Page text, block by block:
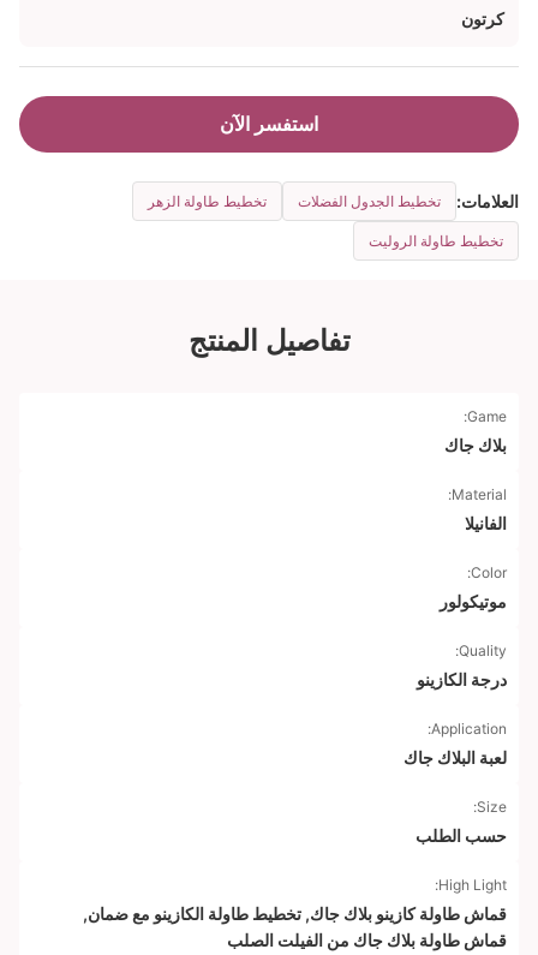
كرتون
استفسر الآن
العلامات: تخطيط الجدول الفضلات تخطيط طاولة الزهر
تخطيط طاولة الروليت
تفاصيل المنتج
Game:
بلاك جاك
Material:
الفانيلا
Color:
موتيكولور
Quality:
درجة الكازينو
Application:
لعبة البلاك جاك
Size:
حسب الطلب
High Light:
قماش طاولة كازينو بلاك جاك, تخطيط طاولة الكازينو مع ضمان,
قماش طاولة بلاك جاك من الفيلت الصلب